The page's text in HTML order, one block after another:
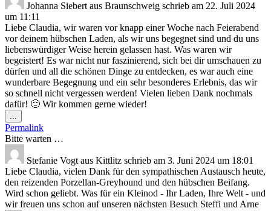
Johanna Siebert aus Braunschweig schrieb am 22. Juli 2024
um 11:11
Liebe Claudia, wir waren vor knapp einer Woche nach Feierabend
vor deinem hübschen Laden, als wir uns begegnet sind und du uns
liebenswürdiger Weise herein gelassen hast. Was waren wir
begeistert! Es war nicht nur faszinierend, sich bei dir umschauen zu
dürfen und all die schönen Dinge zu entdecken, es war auch eine
wunderbare Begegnung und ein sehr besonderes Erlebnis, das wir
so schnell nicht vergessen werden! Vielen lieben Dank nochmals
dafür! 🙂 Wir kommen gerne wieder!
...
Metabox
ein-/ausblenden.
Permalink
Bitte warten …
Stefanie Vogt aus Kittlitz schrieb am 3. Juni 2024 um 18:01
Liebe Claudia, vielen Dank für den sympathischen Austausch heute,
den reizenden Porzellan-Greyhound und den hübschen Beifang.
Wird schon geliebt. Was für ein Kleinod - Ihr Laden, Ihre Welt - und
wir freuen uns schon auf unseren nächsten Besuch Steffi und Arne